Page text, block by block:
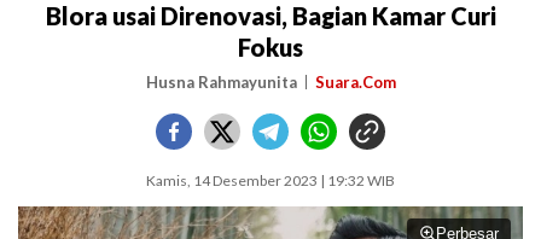
Blora usai Direnovasi, Bagian Kamar Curi
Fokus
Husna Rahmayunita Suara.Com
Kamis, 14 Desember 2023 | 19:32 WIB
Perbesar